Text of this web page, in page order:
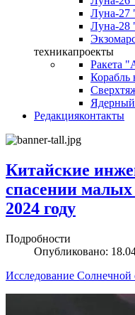
Луна-27
Луна-28
техникапроекты
Ракета
Редакцияконтакты
Китайские
спасении
2024 году
Подробности
Опубликовано:
Исследование Солнечной